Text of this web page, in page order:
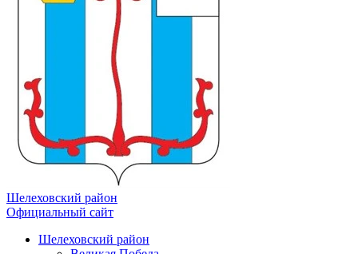
Шелеховский район
Официальный сайт
Шелеховский район